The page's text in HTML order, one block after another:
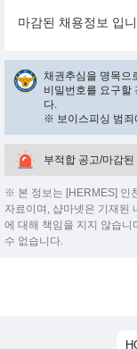
마감된 채용정보 입니
채권추심을 명목으
비밀번호를 요구할
다.
※ 보이스피싱 범죄
부적합 공고/마감
※ 본 정보는 [HERMES] 인
자료이며, 샵마넷은 기재된
에 대해 책임을 지지 않습
수 없습니다.